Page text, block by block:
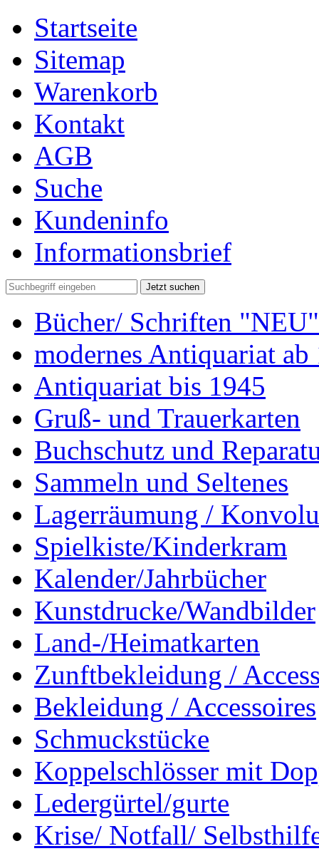
Startseite
Sitemap
Warenkorb
Kontakt
AGB
Suche
Kundeninfo
Informationsbrief
Jetzt suchen
Bücher/ Schriften "NEU"
modernes Antiquariat ab
Antiquariat bis 1945
Gruß- und Trauerkarten
Buchschutz und
Sammeln und Seltenes
Lagerräumung /
Spielkiste/Kinderkram
Kalender/Jahrbücher
Kunstdrucke/Wandbilder
Land-/Heimatkarten
Zunftbekleidung /
Bekleidung / Accessoires
Schmuckstücke
Koppelschlösser mit
Ledergürtel/gurte
Krise/ Notfall/